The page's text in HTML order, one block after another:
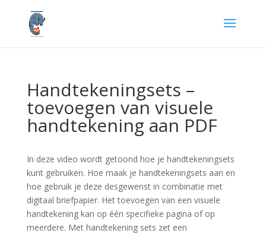
Handtekeningsets –
toevoegen van visuele
handtekening aan PDF
In deze video wordt getoond hoe je handtekeningsets
kunt gebruiken. Hoe maak je handtekeningsets aan en
hoe gebruik je deze desgewenst in combinatie met
digitaal briefpapier. Het toevoegen van een visuele
handtekening kan op één specifieke pagina of op
meerdere. Met handtekening sets zet een